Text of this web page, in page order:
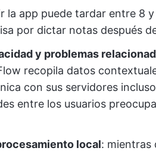
la app puede tardar entre 8
por dictar notas después
y problemas
recopila datos
con sus servidores
entre los usuarios
local: mientras